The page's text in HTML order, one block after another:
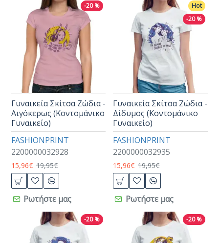
-20 %
FASHIONPRINT
2200000032928
Γυναικεία Σκίτσα Ζώδια -
Αιγόκερως (Κοντομάνικο
Γυναικείο)
15,96€ 19,95€
Ρωτήστε μας
Hot
-20 %
FASHIONPRINT
2200000032935
Γυναικεία Σκίτσα Ζώδια -
Δίδυμος (Κοντομάνικο
Γυναικείο)
15,96€ 19,95€
Ρωτήστε μας
-20 % -20 %